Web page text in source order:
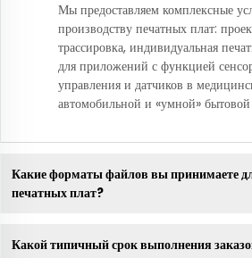
Мы предоставляем комплексные
производству печатных плат:
трассировка, индивидуальная
для приложений с функцией
управления и датчиков в
автомобильной и «умной» бытовой
Какие форматы файлов вы принимаете
печатных плат?
Какой типичный срок выполнения